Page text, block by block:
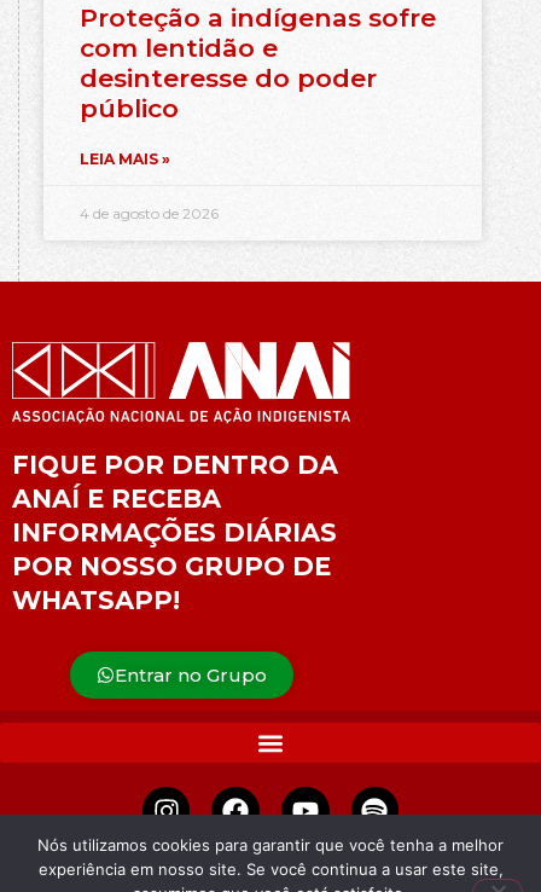
Proteção a indígenas sofre
com lentidão e
desinteresse do poder
público
LEIA MAIS »
4 de agosto de 2026
FIQUE POR DENTRO DA
ANAÍ E RECEBA
INFORMAÇÕES DIÁRIAS
POR NOSSO GRUPO DE
WHATSAPP!
Entrar no Grupo
APOIE
Nós utilizamos cookies para garantir que você tenha a melhor
experiência em nosso site. Se você continua a usar este site,